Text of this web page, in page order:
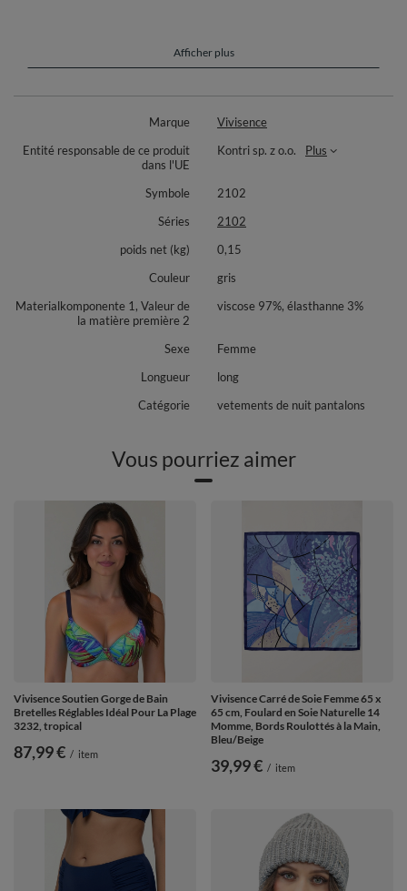
Composition : 97% viscose, 3% élasthanne.
Afficher plus
Marque
Vivisence
Entité responsable de ce produit
dans l'UE
Kontri sp. z o.o. Plus
Symbole
2102
Séries
2102
poids net (kg)
0,15
Couleur
gris
Materialkomponente 1, Valeur de
la matière première 2
viscose 97%, élasthanne 3%
Sexe
Femme
Longueur
long
Catégorie
vetements de nuit pantalons
Vous pourriez aimer
Vivisence Soutien Gorge de Bain
Bretelles Réglables Idéal Pour La Plage
3232, tropical
87,99 € / item
Vivisence Carré de Soie Femme 65 x
65 cm, Foulard en Soie Naturelle 14
Momme, Bords Roulottés à la Main,
Bleu/Beige
39,99 € / item